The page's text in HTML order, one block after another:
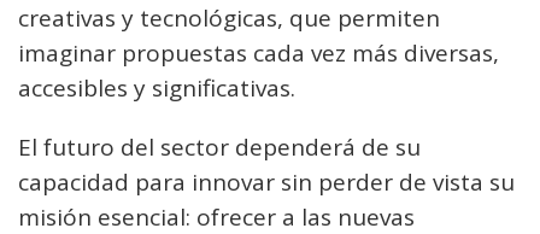
creativas y tecnológicas, que permiten
imaginar propuestas cada vez más diversas,
accesibles y significativas.
El futuro del sector dependerá de su
capacidad para innovar sin perder de vista su
misión esencial: ofrecer a las nuevas